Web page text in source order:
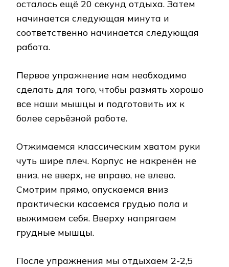
осталось ещё 20 секунд отдыха. Затем
начинается следующая минута и
соответственно начинается следующая
работа.
Первое упражнение нам необходимо
сделать для того, чтобы размять хорошо
все наши мышцы и подготовить их к
более серьёзной работе.
Отжимаемся классическим хватом руки
чуть шире плеч. Корпус не накренён не
вниз, не вверх, не вправо, не влево.
Смотрим прямо, опускаемся вниз
практически касаемся грудью пола и
выжимаем себя. Вверху напрягаем
грудные мышцы.
После упражнения мы отдыхаем 2-2,5